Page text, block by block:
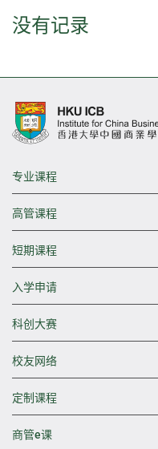
没有记录
专业课程
高管课程
短期课程
入学申请
科创大赛
校友网络
定制课程
商管e课